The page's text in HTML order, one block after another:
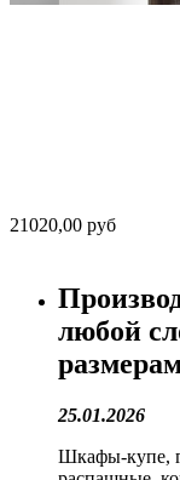
21020,00 руб
любой
25.01.2026
Шкафы-купе,